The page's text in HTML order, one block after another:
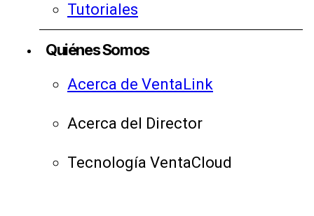
Tutoriales
Quiénes Somos
Acerca de VentaLink
Acerca del Director
Tecnología VentaCloud